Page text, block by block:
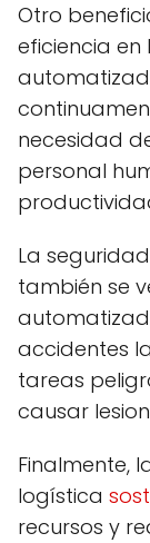
Otro
eficiencia en
necesidad
personal
La
también se
accidentes
tareas
causar
Finalmente,
logística
recursos y